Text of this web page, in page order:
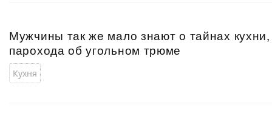
Мужчины так же мало знают о тайнах
парохода об угольном трюме
Кухня